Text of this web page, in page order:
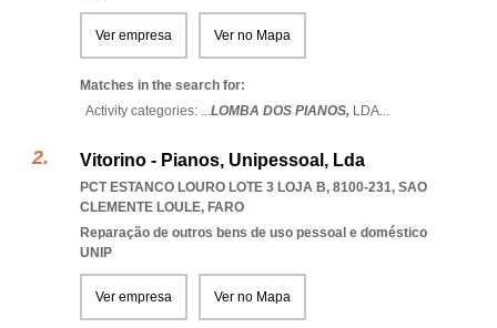
Ver empresa Ver no Mapa
Matches in the search for:
Activity categories: ...LOMBA DOS PIANOS, LDA...
Vitorino - Pianos, Unipessoal, Lda
PCT ESTANCO LOURO LOTE 3 LOJA B, 8100-231, SAO
CLEMENTE LOULE, FARO
Reparação de outros bens de uso pessoal e doméstico
UNIP
Ver empresa Ver no Mapa